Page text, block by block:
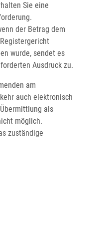
Sie eine
der Betrag dem
wurde, sendet es
Ausdruck zu.
am
auch elektronisch
als
möglich.
zuständige